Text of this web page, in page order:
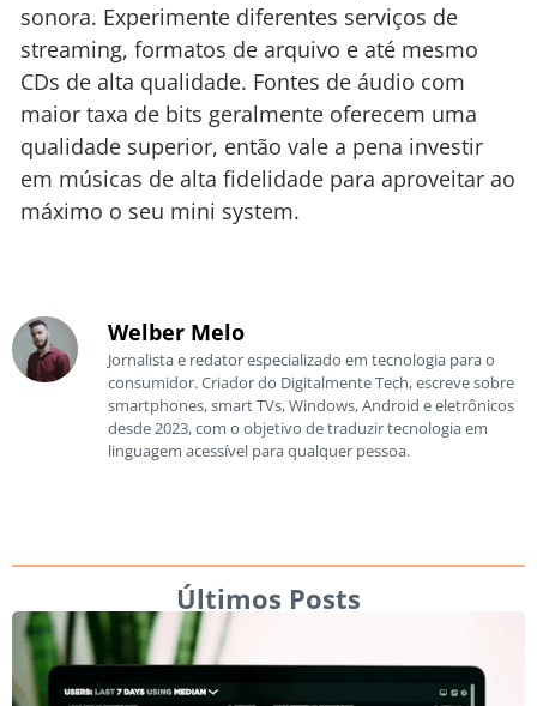
sonora. Experimente diferentes serviços de
streaming, formatos de arquivo e até mesmo
CDs de alta qualidade. Fontes de áudio com
maior taxa de bits geralmente oferecem uma
qualidade superior, então vale a pena investir
em músicas de alta fidelidade para aproveitar ao
máximo o seu mini system.
Welber Melo
Jornalista e redator especializado em tecnologia para o
consumidor. Criador do Digitalmente Tech, escreve sobre
smartphones, smart TVs, Windows, Android e eletrônicos
desde 2023, com o objetivo de traduzir tecnologia em
linguagem acessível para qualquer pessoa.
Últimos Posts